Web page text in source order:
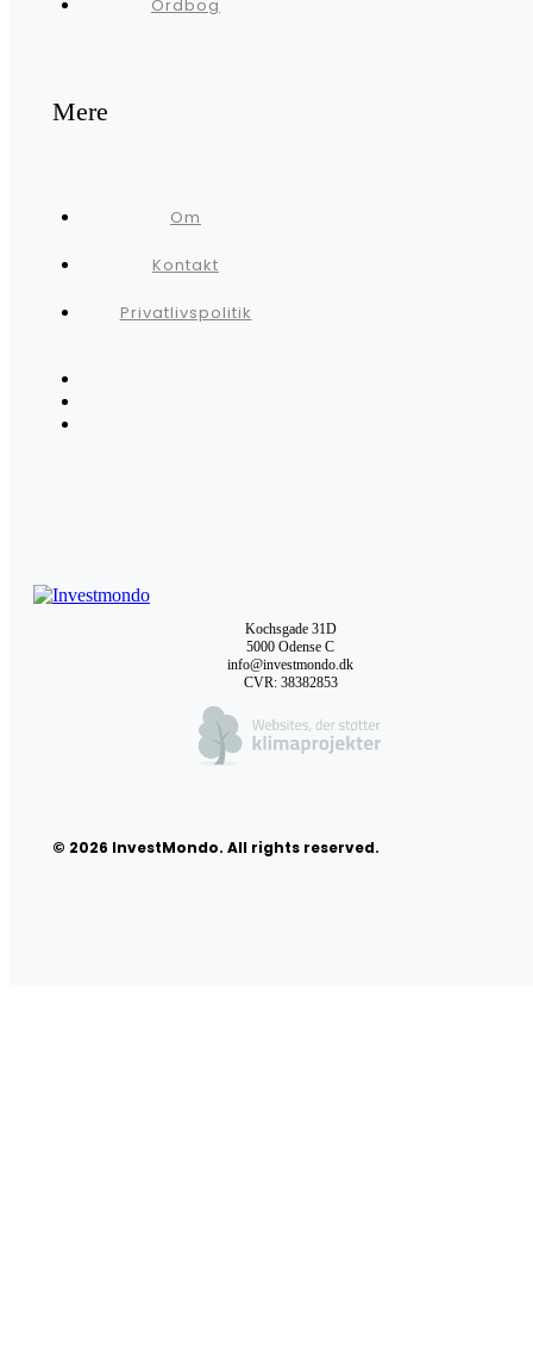
Ordbog
Mere
Om
Kontakt
Privatlivspolitik
Kochsgade 31D
5000 Odense C
info@investmondo.dk
CVR: 38382853
© 2026 InvestMondo. All rights reserved.